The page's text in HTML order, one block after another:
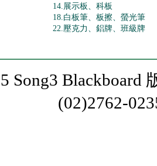
14.展示板、科板
18.白板筆、板擦、螢光筆
22.壓克力、鋁牌、班級牌
Song3 Blackboard
(02)2762-